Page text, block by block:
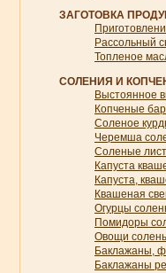
ЗАГОТОВКА
Рассольный
Топленое
СОЛЕНИЯ И
Выстоянное
Копченые
Соленое
Черемша
Соленые
Капуста
Капуста,
Квашеная
Огурцы
Помидоры
Овощи
Баклажаны,
Баклажаны